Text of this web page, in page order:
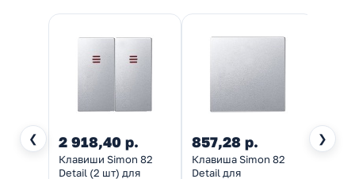
❮ ❯
2 918,40 р.
Клавиши Simon 82
Detail (2 шт) для
857,28 р.
Клавиша Simon 82
Detail для